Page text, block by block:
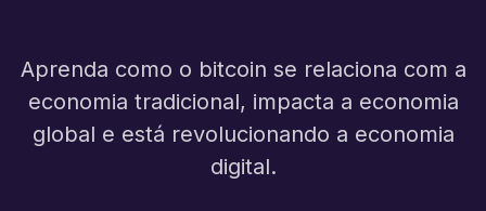
Aprenda como o bitcoin se relaciona com a
economia tradicional, impacta a economia
global e está revolucionando a economia
digital.